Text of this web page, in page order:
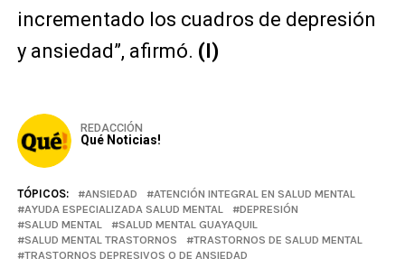
incrementado los cuadros de depresión
y ansiedad”, afirmó. (I)
REDACCIÓN
Qué Noticias!
TÓPICOS: ANSIEDAD
ATENCIÓN INTEGRAL EN SALUD MENTAL
AYUDA ESPECIALIZADA SALUD MENTAL
DEPRESIÓN
SALUD MENTAL
SALUD MENTAL GUAYAQUIL
SALUD MENTAL TRASTORNOS
TRASTORNOS DE SALUD MENTAL
TRASTORNOS DEPRESIVOS O DE ANSIEDAD